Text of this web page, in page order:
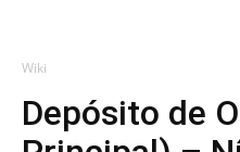
Wiki
Depósito de